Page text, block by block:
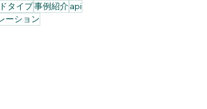
タイプ事例紹介api
ーション